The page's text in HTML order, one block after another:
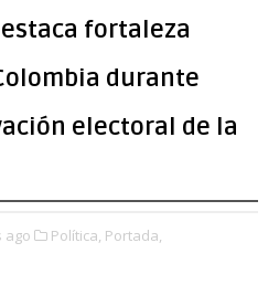
fortaleza
durante
electoral de la
ago Política, Portada,